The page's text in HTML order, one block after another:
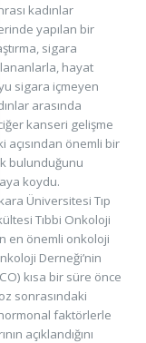
kadınlar
yapılan bir
sigara
hayat
sigara içmeyen
arasında
kanseri gelişme
açısından önemli bir
bulunduğunu
koydu.
Üniversitesi Tıp
Tıbbi Onkoloji
en önemli onkoloji
Derneği’nin
kısa bir süre önce
sonrasındaki
faktörlerle
açıklandığını